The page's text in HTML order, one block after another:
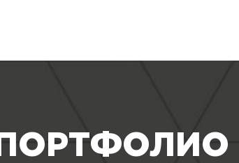
ПОРТФОЛИО